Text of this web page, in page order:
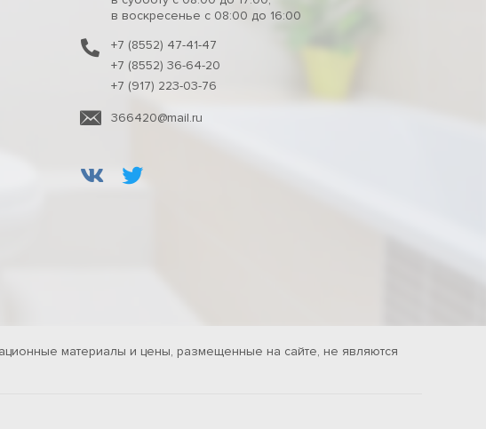
в воскресенье с 08:00 до 16:00
+7 (8552) 47-41-47
+7 (8552) 36-64-20
+7 (917) 223-03-76
366420@mail.ru
материалы и цены, размещенные на сайте, не являются